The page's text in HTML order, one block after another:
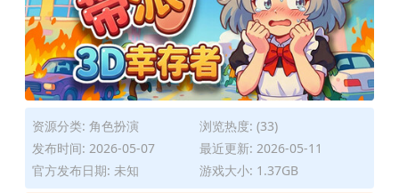
资源分类: 角色扮演
浏览热度: (33)
发布时间: 2026-05-07
最近更新: 2026-05-11
官方发布日期: 未知
游戏大小: 1.37GB